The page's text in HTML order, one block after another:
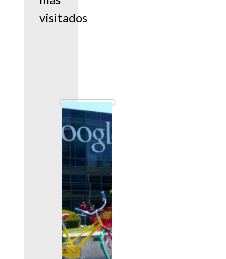
visitados